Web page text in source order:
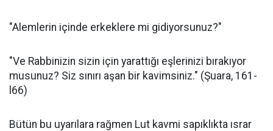
"Alemlerin içinde erkeklere mi gidiyorsunuz?"
"Ve Rabbinizin sizin için yarattığı eşlerinizi bırakıyor
musunuz? Siz sınırı aşan bir kavimsiniz." (Şuara, 161-
l66)
Bütün bu uyarılara rağmen Lut kavmi sapıklıkta ısrar